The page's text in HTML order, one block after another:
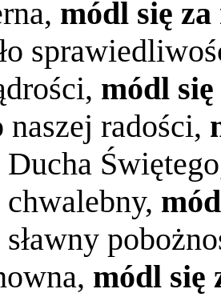
módl się
módl
radości,
módl się